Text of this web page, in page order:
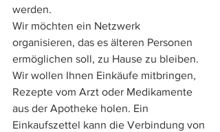
werden.
Wir möchten ein Netzwerk
organisieren, das es älteren Personen
ermöglichen soll, zu Hause zu bleiben.
Wir wollen Ihnen Einkäufe mitbringen,
Rezepte vom Arzt oder Medikamente
aus der Apotheke holen. Ein
Einkaufszettel kann die Verbindung von